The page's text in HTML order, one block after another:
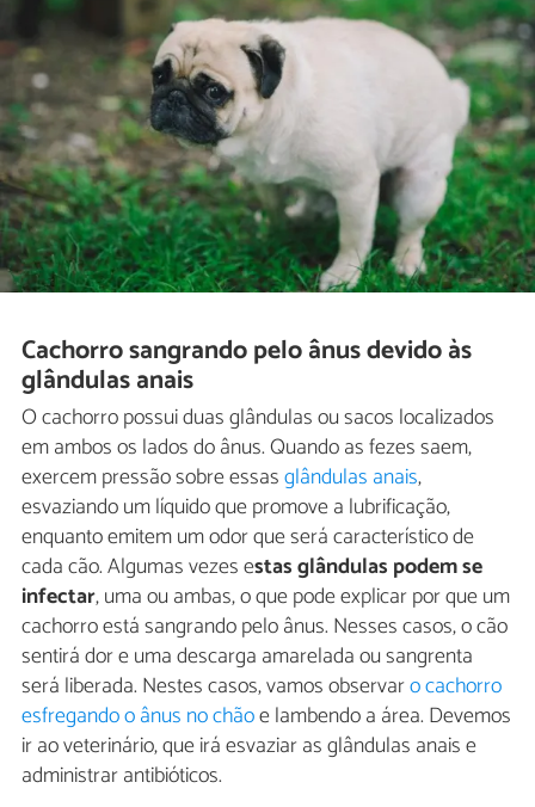
Cachorro sangrando pelo ânus devido às
glândulas anais
O cachorro possui duas glândulas ou sacos localizados
em ambos os lados do ânus. Quando as fezes saem,
exercem pressão sobre essasglândulas anais,
esvaziando um líquido que promove a lubrificação,
enquanto emitem um odor que será característico de
cada cão. Algumas vezes estas glândulas podem se
infectar, uma ou ambas, o que pode explicar por que um
cachorro está sangrando pelo ânus. Nesses casos, o cão
sentirá dor e uma descarga amarelada ou sangrenta
será liberada. Nestes casos, vamos observaro cachorro
esfregando o ânus no chãoe lambendo a área. Devemos
ir ao veterinário, que irá esvaziar as glândulas anais e
administrar antibióticos.